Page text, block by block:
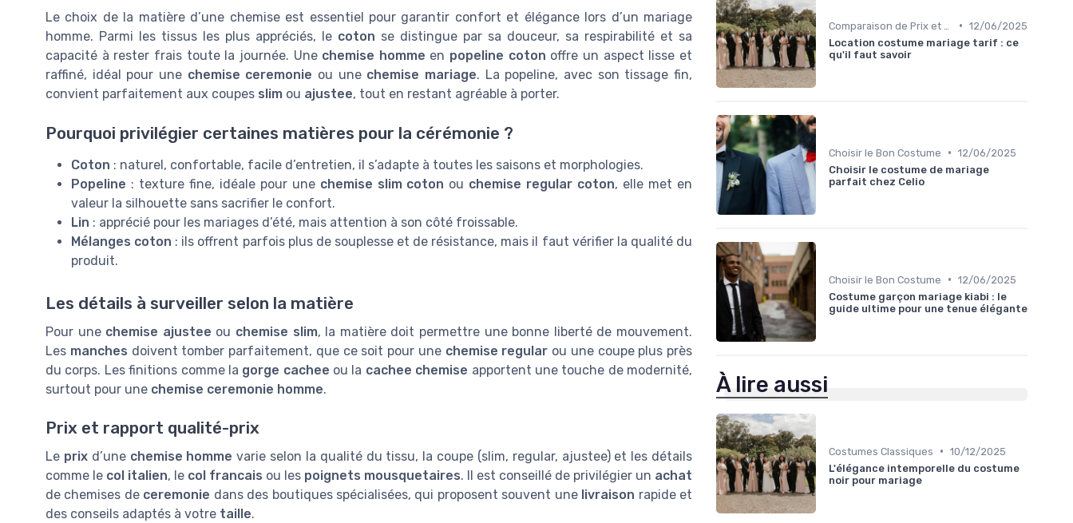
Le choix de la matière d’une chemise est essentiel pour garantir confort et élégance lors d’un mariage
homme. Parmi les tissus les plus appréciés, le coton se distingue par sa douceur, sa respirabilité et sa
capacité à rester frais toute la journée. Une chemise homme en popeline coton offre un aspect lisse et
raffiné, idéal pour une chemise ceremonie ou une chemise mariage. La popeline, avec son tissage fin,
convient parfaitement aux coupes slim ou ajustee, tout en restant agréable à porter.
Pourquoi privilégier certaines matières pour la cérémonie ?
Coton : naturel, confortable, facile d’entretien, il s’adapte à toutes les saisons et morphologies.
Popeline : texture fine, idéale pour une chemise slim coton ou chemise regular coton, elle met en
valeur la silhouette sans sacrifier le confort.
Lin : apprécié pour les mariages d’été, mais attention à son côté froissable.
Mélanges coton : ils offrent parfois plus de souplesse et de résistance, mais il faut vérifier la qualité du
produit.
Les détails à surveiller selon la matière
Pour une chemise ajustee ou chemise slim, la matière doit permettre une bonne liberté de mouvement.
Les manches doivent tomber parfaitement, que ce soit pour une chemise regular ou une coupe plus près
du corps. Les finitions comme la gorge cachee ou la cachee chemise apportent une touche de modernité,
surtout pour une chemise ceremonie homme.
Prix et rapport qualité-prix
Le prixd’une chemise homme varie selon la qualité du tissu, la coupe (slim, regular, ajustee) et les détails
comme le col italien, le col francais ou les poignets mousquetaires. Il est conseillé de privilégier un achat
de chemises de ceremonie dans des boutiques spécialisées, qui proposent souvent une livraison rapide et
des conseils adaptés à votre taille.
• 12/06/2025
Location costume mariage tarif : ce
qu'il faut savoir
Choisir le Bon Costume • 12/06/2025
Choisir le costume de mariage
parfait chez Celio
Choisir le Bon Costume • 12/06/2025
Costume garçon mariage kiabi : le
guide ultime pour une tenue élégante
À lire aussi
Costumes Classiques • 10/12/2025
L'élégance intemporelle du costume
noir pour mariage